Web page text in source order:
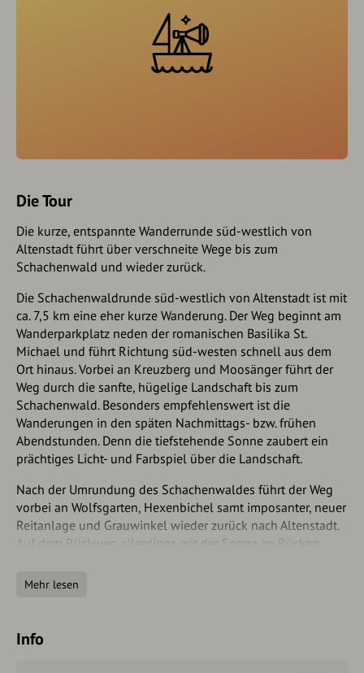
Die Tour
Die kurze, entspannte Wanderrunde süd-westlich von
Altenstadt führt über verschneite Wege bis zum
Schachenwald und wieder zurück.
Die Schachenwaldrunde süd-westlich von Altenstadt ist mit
ca. 7,5 km eine eher kurze Wanderung. Der Weg beginnt am
Wanderparkplatz neden der romanischen Basilika St.
Michael und führt Richtung süd-westen schnell aus dem
Ort hinaus. Vorbei an Kreuzberg und Moosänger führt der
Weg durch die sanfte, hügelige Landschaft bis zum
Schachenwald. Besonders empfehlenswert ist die
Wanderungen in den späten Nachmittags- bzw. frühen
Abendstunden. Denn die tiefstehende Sonne zaubert ein
prächtiges Licht- und Farbspiel über die Landschaft.
Nach der Umrundung des Schachenwaldes führt der Weg
vorbei an Wolfsgarten, Hexenbichel samt imposanter, neuer
Reitanlage und Grauwinkel wieder zurück nach Altenstadt.
Auf dem Rückweg allerdings mit der Sonne im Rücken.
Autorentipp
nahe gelegenen Erdbeerfeld ein paar frische und saftige
Mehr lesen
Info